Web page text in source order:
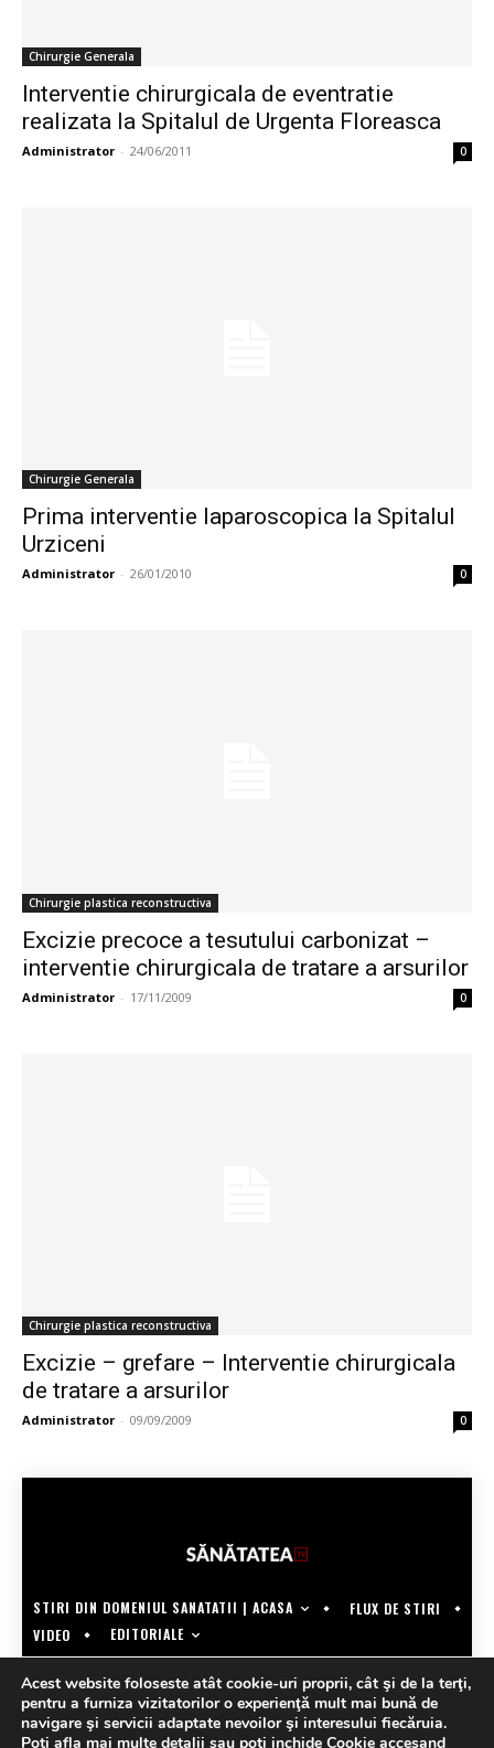
Chirurgie Generala
Interventie chirurgicala de eventratie
realizata la Spitalul de Urgenta Floreasca
Administrator - 24/06/2011 0
Chirurgie Generala
Prima interventie laparoscopica la Spitalul
Urziceni
Administrator - 26/01/2010 0
Chirurgie plastica reconstructiva
Excizie precoce a tesutului carbonizat –
interventie chirurgicala de tratare a arsurilor
Administrator - 17/11/2009 0
Chirurgie plastica reconstructiva
Excizie – grefare – Interventie chirurgicala
de tratare a arsurilor
Administrator - 09/09/2009 0
STIRI DIN DOMENIUL SANATATII | ACASA
FLUX DE STIRI
VIDEO
EDITORIALE
Acest website foloseste atât cookie-uri proprii, cât şi de la terţi,
pentru a furniza vizitatorilor o experienţă mult mai bună de
navigare şi servicii adaptate nevoilor şi interesului fiecăruia.
Poti afla mai multe detalii sau poti inchide Cookie accesand